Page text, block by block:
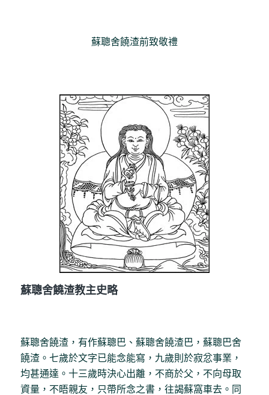
蘇聰舍饒渣前致敬禮
蘇聰舍饒渣教主史略
蘇聰舍饒渣，有作蘇聰巴、蘇聰舍饒渣巴，蘇聰巴舍
饒渣。七歲於文字已能念能寫，九歲則於寂忿事業，
均甚通達。十三歲時決心出離，不商於父，不向母取
資量，不晤親友，只帶所念之書，往謁蘇窩車去。同